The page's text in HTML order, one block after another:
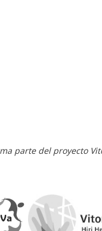
parte del proyecto